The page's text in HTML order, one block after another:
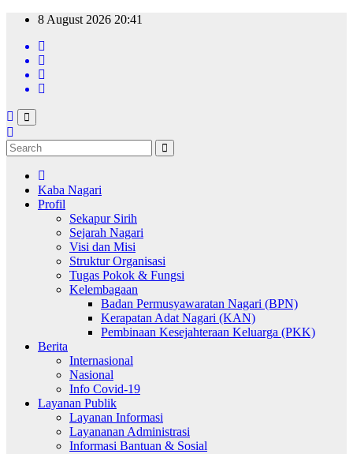
Skip
content
8 August 2026 20:41
Kaba Nagari
Profil
Sekapur Sirih
Sejarah Nagari
Visi dan Misi
Struktur Organisasi
Tugas Pokok & Fungsi
Kelembagaan
Badan Permusyawaratan Nagari (BPN)
Kerapatan Adat Nagari (KAN)
Pembinaan Kesejahteraan Keluarga (PKK)
Berita
Internasional
Nasional
Info Covid-19
Layanan Publik
Layanan Informasi
Layananan Administrasi
Informasi Bantuan & Sosial